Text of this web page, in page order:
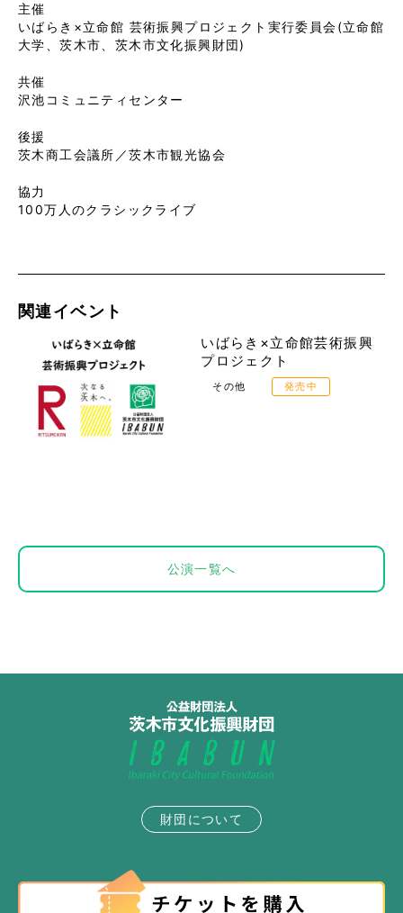
主催
いばらき×立命館 芸術振興プロジェクト実行委員会(立命館
大学、茨木市、茨木市文化振興財団)
共催
沢池コミュニティセンター
後援
茨木商工会議所／茨木市観光協会
協力
100万人のクラシックライブ
関連イベント
いばらき×立命館芸術振興
プロジェクト
その他 発売中
公演一覧へ
財団について